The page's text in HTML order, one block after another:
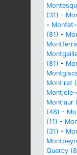
(31) -
-
(81) -
(81) -
Montirat
Montlaur
(48) -
(11) -
(31) -
Quercy